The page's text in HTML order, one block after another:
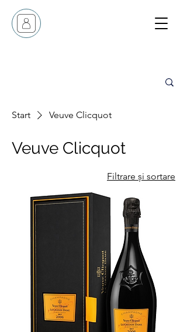
Start Veuve Clicquot
Veuve Clicquot
Filtrare și sortare